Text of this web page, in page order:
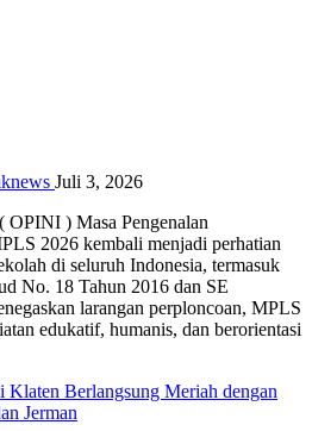
Juli 3, 2026
) Masa Pengenalan
2026 kembali menjadi perhatian
di seluruh Indonesia, termasuk
No. 18 Tahun 2016 dan SE
larangan perploncoan, MPLS
edukatif, humanis, dan berorientasi